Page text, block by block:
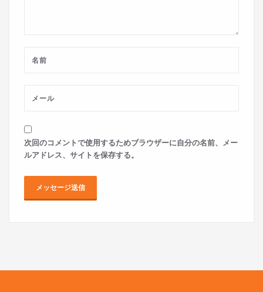
次回のコメントで使用するためブラウザーに自分の名前、メー
ルアドレス、サイトを保存する。